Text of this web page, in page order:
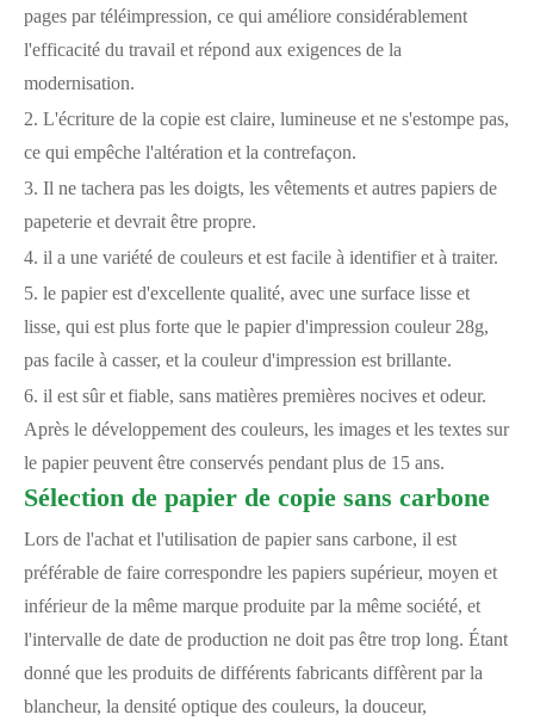
pages par téléimpression, ce qui améliore considérablement
l'efficacité du travail et répond aux exigences de la
modernisation.
2. L'écriture de la copie est claire, lumineuse et ne s'estompe pas,
ce qui empêche l'altération et la contrefaçon.
3. Il ne tachera pas les doigts, les vêtements et autres papiers de
papeterie et devrait être propre.
4. il a une variété de couleurs et est facile à identifier et à traiter.
5. le papier est d'excellente qualité, avec une surface lisse et
lisse, qui est plus forte que le papier d'impression couleur 28g,
pas facile à casser, et la couleur d'impression est brillante.
6. il est sûr et fiable, sans matières premières nocives et odeur.
Après le développement des couleurs, les images et les textes sur
le papier peuvent être conservés pendant plus de 15 ans.
Sélection de papier de copie sans carbone
Lors de l'achat et l'utilisation de papier sans carbone, il est
préférable de faire correspondre les papiers supérieur, moyen et
inférieur de la même marque produite par la même société, et
l'intervalle de date de production ne doit pas être trop long. Étant
donné que les produits de différents fabricants diffèrent par la
blancheur, la densité optique des couleurs, la douceur,